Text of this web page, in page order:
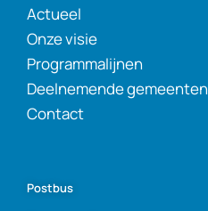
Actueel
Onze visie
Programmalijnen
Deelnemende gemeenten
Contact
Postbus